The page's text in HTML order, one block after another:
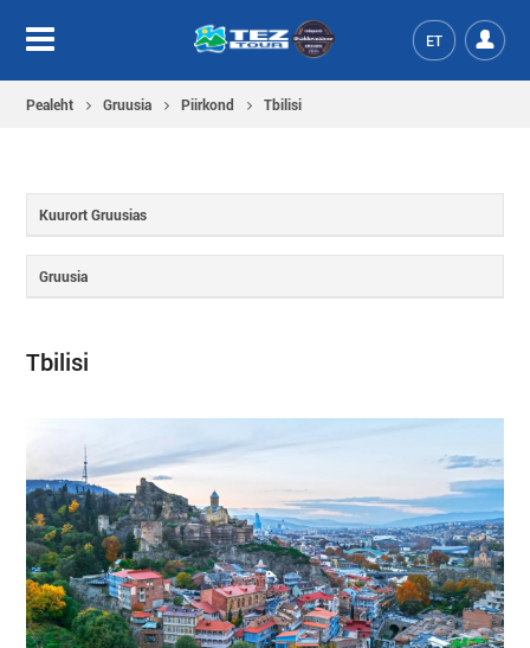
ET
Pealeht Gruusia Piirkond Tbilisi
Kuurort Gruusias
Gruusia
Tbilisi